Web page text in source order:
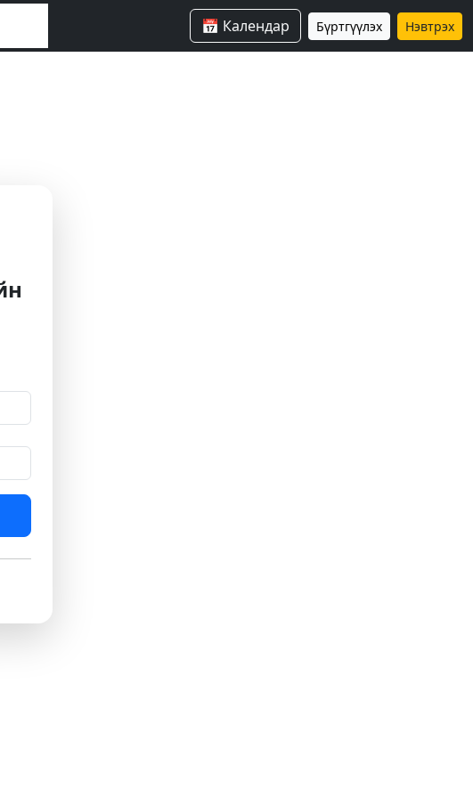
📅 Календар Бүртгүүлэх Нэвтрэх